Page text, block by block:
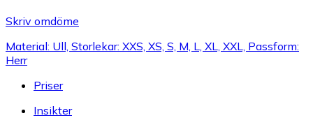
Skriv omdöme
Material: Ull, Storlekar: XXS, XS, S, M, L, XL, XXL, Passform:
Herr
Priser
Insikter